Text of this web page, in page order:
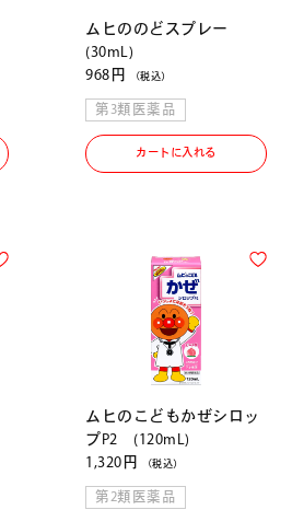
ムヒののどスプレー
(30mL)
968円
（税込）
第3類医薬品
カートに入れる
ムヒのこどもかぜシロッ
プP2 (120mL)
1,320円
（税込）
第2類医薬品